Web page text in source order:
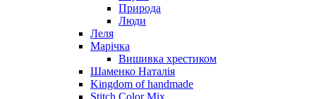
Природа
Люди
Леля
Марічка
Вишивка хрестиком
Шаменко Наталія
Kingdom of handmade
Stitch Color Mix